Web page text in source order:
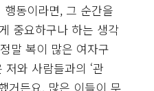
동이라면, 그 순간을
중요하구나 하는 생각
말 복이 많은 여자구
저와 사람들과의 ‘관
거든요. 많은 이들이 무